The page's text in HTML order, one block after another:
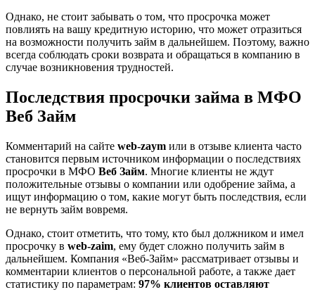
Однако, не стоит забывать о том, что просрочка может
повлиять на вашу кредитную историю, что может отразиться
на возможности получить займ в дальнейшем. Поэтому, важно
всегда соблюдать сроки возврата и обращаться в компанию в
случае возникновения трудностей.
Последствия просрочки займа в МФО
Веб Займ
Комментарий на сайте web-zaym или в отзыве клиента часто
становится первым источником информации о последствиях
просрочки в МФО Веб Займ. Многие клиенты не ждут
положительные отзывы о компании или одобрение займа, а
ищут информацию о том, какие могут быть последствия, если
не вернуть займ вовремя.
Однако, стоит отметить, что тому, кто был должником и имел
просрочку в web-zaim, ему будет сложно получить займ в
дальнейшем. Компания «Веб-Займ» рассматривает отзывы и
комментарии клиентов о персональной работе, а также дает
статистику по параметрам: 97% клиентов оставляют